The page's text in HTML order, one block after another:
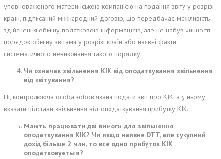
уповноваженого материнською компанією на подання звіту у розрізі
країн, підписаний міжнародний договір, що передбачає можливість
здійснення обміну податковою інформацією, але не набув чинності
порядок обміну звітами у розрізі країн або наявні факти
систематичного невиконання такого порядку.
Чи означає звільнення КІК від оподаткування звільнення
від звітування?
Ні, контролююча особа зобов’язана подати звіт про КІК, а у ньому
вказати підстави звільнення від оподаткування прибутку КІК.
Мають працювати дві вимоги для звільнення
оподаткування КІК? Чи якщо наявне DTT, але сукупний
дохід більше 2 млн, то все одно прибуток КІК
оподатковується?